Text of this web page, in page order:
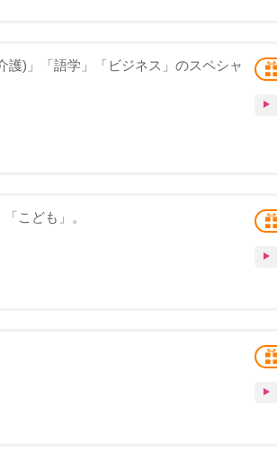
護)」「語学」「ビジネス」のスペシャ
こども」。